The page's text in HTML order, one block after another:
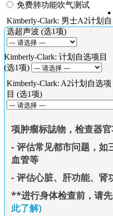
免费肺功能吹气测试
Kimberly-Clark: 男士A2计划自
选超声波 (选1项)
Kimberly-Clark: 计划自选项目
(选1项)
Kimberly-Clark: A2计划自选项
目 (选1项)
项肿瘤标誌物，检查器
- 评估常见都市问题，如
血管等
- 评估心脏、肝功能、肾
**进行身体检查前，请
此了解)